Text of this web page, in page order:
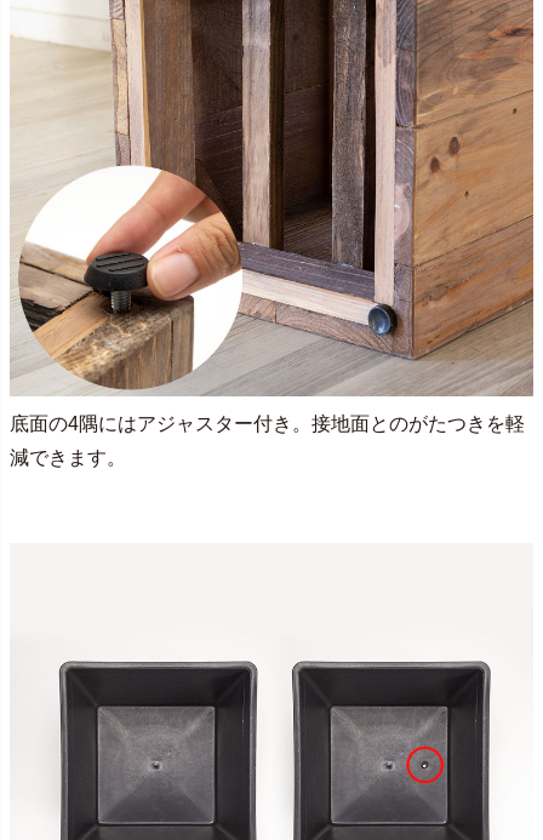
底面の4隅にはアジャスター付き。接地面とのがたつきを軽
減できます。